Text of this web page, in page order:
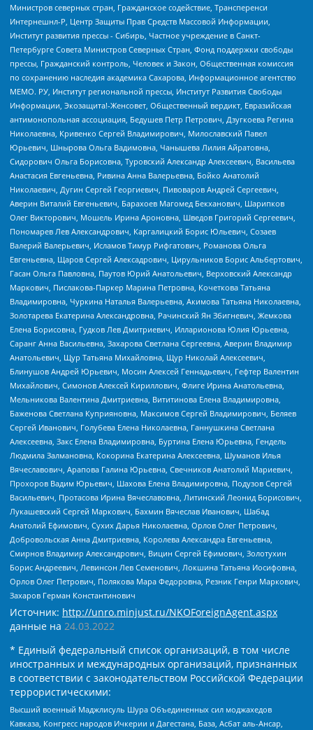
Министров северных стран, Гражданское содействие, Трансперенси
Интернешнл-Р, Центр Защиты Прав Средств Массовой Информации,
Институт развития прессы - Сибирь, Частное учреждение в Санкт-
Петербурге Совета Министров Северных Стран, Фонд поддержки свободы
прессы, Гражданский контроль, Человек и Закон, Общественная комиссия
по сохранению наследия академика Сахарова, Информационное агентство
МЕМО. РУ, Институт региональной прессы, Институт Развития Свободы
Информации, Экозащита!-Женсовет, Общественный вердикт, Евразийская
антимонопольная ассоциация, Бедушев Петр Петрович, Дзугкоева Регина
Николаевна, Кривенко Сергей Владимирович, Милославский Павел
Юрьевич, Шнырова Ольга Вадимовна, Чанышева Лилия Айратовна,
Сидорович Ольга Борисовна, Туровский Александр Алексеевич, Васильева
Анастасия Евгеньевна, Ривина Анна Валерьевна, Бойко Анатолий
Николаевич, Дугин Сергей Георгиевич, Пивоваров Андрей Сергеевич,
Аверин Виталий Евгеньевич, Барахоев Магомед Бекханович, Шарипков
Олег Викторович, Мошель Ирина Ароновна, Шведов Григорий Сергеевич,
Пономарев Лев Александрович, Каргалицкий Борис Юльевич, Созаев
Валерий Валерьевич, Исламов Тимур Рифгатович, Романова Ольга
Евгеньевна, Щаров Сергей Алексадрович, Цирульников Борис Альбертович,
Гасан Ольга Павловна, Паутов Юрий Анатольевич, Верховский Александр
Маркович, Пислакова-Паркер Марина Петровна, Кочеткова Татьяна
Владимировна, Чуркина Наталья Валерьевна, Акимова Татьяна Николаевна,
Золотарева Екатерина Александровна, Рачинский Ян Збигневич, Жемкова
Елена Борисовна, Гудков Лев Дмитриевич, Илларионова Юлия Юрьевна,
Саранг Анна Васильевна, Захарова Светлана Сергеевна, Аверин Владимир
Анатольевич, Щур Татьяна Михайловна, Щур Николай Алексеевич,
Блинушов Андрей Юрьевич, Мосин Алексей Геннадьевич, Гефтер Валентин
Михайлович, Симонов Алексей Кириллович, Флиге Ирина Анатольевна,
Мельникова Валентина Дмитриевна, Вититинова Елена Владимировна,
Баженова Светлана Куприяновна, Максимов Сергей Владимирович, Беляев
Сергей Иванович, Голубева Елена Николаевна, Ганнушкина Светлана
Алексеевна, Закс Елена Владимировна, Буртина Елена Юрьевна, Гендель
Людмила Залмановна, Кокорина Екатерина Алексеевна, Шуманов Илья
Вячеславович, Арапова Галина Юрьевна, Свечников Анатолий Мариевич,
Прохоров Вадим Юрьевич, Шахова Елена Владимировна, Подузов Сергей
Васильевич, Протасова Ирина Вячеславовна, Литинский Леонид Борисович,
Лукашевский Сергей Маркович, Бахмин Вячеслав Иванович, Шабад
Анатолий Ефимович, Сухих Дарья Николаевна, Орлов Олег Петрович,
Добровольская Анна Дмитриевна, Королева Александра Евгеньевна,
Смирнов Владимир Александрович, Вицин Сергей Ефимович, Золотухин
Борис Андреевич, Левинсон Лев Семенович, Локшина Татьяна Иосифовна,
Орлов Олег Петрович, Полякова Мара Федоровна, Резник Генри Маркович,
Захаров Герман Константинович
Источник: http://unro.minjust.ru/NKOForeignAgent.aspx
данные на 24.03.2022
* Единый федеральный список организаций, в том числе
иностранных и международных организаций, признанных
в соответствии с законодательством Российской Федерации
террористическими:
Высший военный Маджлисуль Шура Объединенных сил моджахедов
Кавказа, Конгресс народов Ичкерии и Дагестана, База, Асбат аль-Ансар,